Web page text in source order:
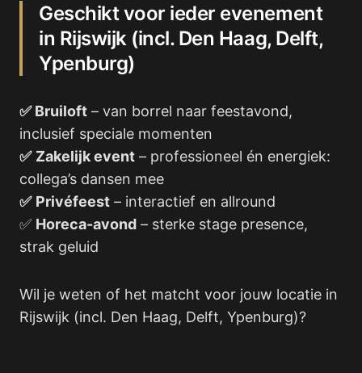
Geschikt voor ieder evenement
in Rijswijk (incl. Den Haag, Delft,
Ypenburg)
✅ Bruiloft – van borrel naar feestavond,
inclusief speciale momenten
✅ Zakelijk event – professioneel én energiek:
collega’s dansen mee
✅ Privéfeest – interactief en allround
✅ Horeca-avond – sterke stage presence,
strak geluid
Wil je weten of het matcht voor jouw locatie in
Rijswijk (incl. Den Haag, Delft, Ypenburg)?